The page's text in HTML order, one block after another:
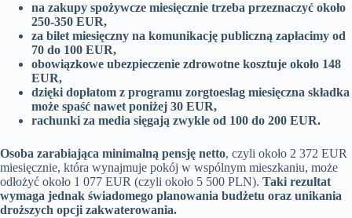
na zakupy spożywcze miesięcznie trzeba przeznaczyć około
250-350 EUR,
za bilet miesięczny na komunikację publiczną zapłacimy od
70 do 100 EUR,
obowiązkowe ubezpieczenie zdrowotne kosztuje około 148
EUR,
dzięki dopłatom z programu zorgtoeslag miesięczna składka
może spaść nawet poniżej 30 EUR,
rachunki za media sięgają zwykle od 100 do 200 EUR.
Osoba zarabiająca minimalną pensję netto, czyli około 2 372 EUR
miesięcznie, która wynajmuje pokój w wspólnym mieszkaniu, może
odłożyć około 1 077 EUR (czyli około 5 500 PLN). Taki rezultat
wymaga jednak świadomego planowania budżetu oraz unikania
droższych opcji zakwaterowania.